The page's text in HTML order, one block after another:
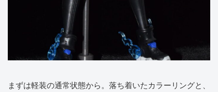
まずは軽装の通常状態から。落ち着いたカラーリングと、